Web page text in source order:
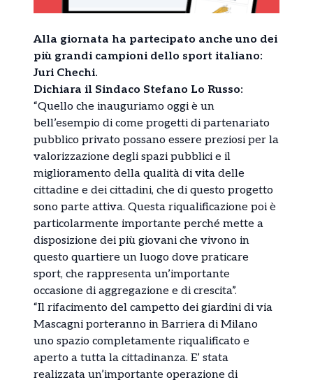
Alla giornata ha partecipato anche uno dei
più grandi campioni dello sport italiano:
Juri Chechi.
Dichiara il Sindaco Stefano Lo Russo:
“Quello che inauguriamo oggi è un
bell’esempio di come progetti di partenariato
pubblico privato possano essere preziosi per la
valorizzazione degli spazi pubblici e il
miglioramento della qualità di vita delle
cittadine e dei cittadini, che di questo progetto
sono parte attiva. Questa riqualificazione poi è
particolarmente importante perché mette a
disposizione dei più giovani che vivono in
questo quartiere un luogo dove praticare
sport, che rappresenta un’importante
occasione di aggregazione e di crescita”.
“Il rifacimento del campetto dei giardini di via
Mascagni porteranno in Barriera di Milano
uno spazio completamente riqualificato e
aperto a tutta la cittadinanza. E’ stata
realizzata un’importante operazione di